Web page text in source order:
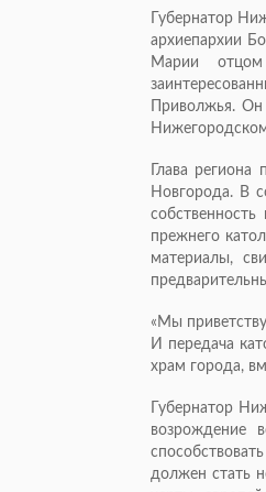
Губернатор
архиепархии
Марии
Приволжья.
Глава
Новгорода. В
прежнего
материалы,
«Мы
И передача
храм города,
Губернатор
возрождение
должен стать